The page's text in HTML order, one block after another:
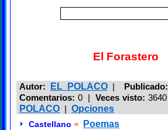
El Forastero
Autor: EL POLACO | Publicado:
Comentarios: 0 |Veces visto: 3640
POLACO | Opciones
Castellano » Poemas